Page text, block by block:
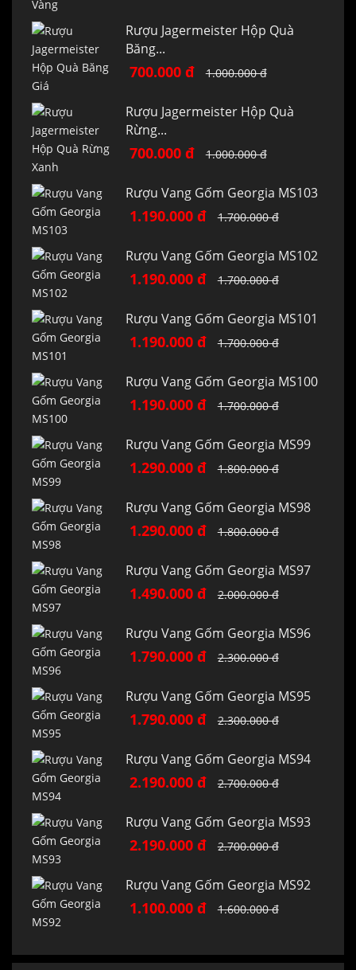
Rượu Jagermeister Hộp Quà
Băng...
700.000 đ 1.000.000 đ
Rượu Jagermeister Hộp Quà
Rừng...
700.000 đ 1.000.000 đ
Rượu Vang Gốm Georgia MS103
1.190.000 đ 1.700.000 đ
Rượu Vang Gốm Georgia MS102
1.190.000 đ 1.700.000 đ
Rượu Vang Gốm Georgia MS101
1.190.000 đ 1.700.000 đ
Rượu Vang Gốm Georgia MS100
1.190.000 đ 1.700.000 đ
Rượu Vang Gốm Georgia MS99
1.290.000 đ 1.800.000 đ
Rượu Vang Gốm Georgia MS98
1.290.000 đ 1.800.000 đ
Rượu Vang Gốm Georgia MS97
1.490.000 đ 2.000.000 đ
Rượu Vang Gốm Georgia MS96
1.790.000 đ 2.300.000 đ
Rượu Vang Gốm Georgia MS95
1.790.000 đ 2.300.000 đ
Rượu Vang Gốm Georgia MS94
2.190.000 đ 2.700.000 đ
Rượu Vang Gốm Georgia MS93
2.190.000 đ 2.700.000 đ
Rượu Vang Gốm Georgia MS92
1.100.000 đ 1.600.000 đ